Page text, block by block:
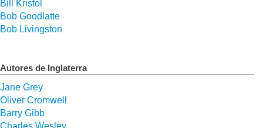
Bill Kristol
Bob Goodlatte
Bob Livingston
Autores de Inglaterra
Jane Grey
Oliver Cromwell
Barry Gibb